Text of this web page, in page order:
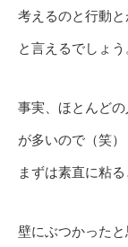
考えるのと行動
と言えるでしょう
事実、ほとんど
が多いので（笑）
まずは素直に粘
壁にぶつかったと